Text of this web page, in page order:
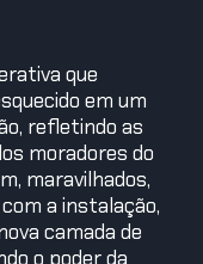
que
em um
refletindo as
moradores do
maravilhados,
a instalação,
camada de
o poder da